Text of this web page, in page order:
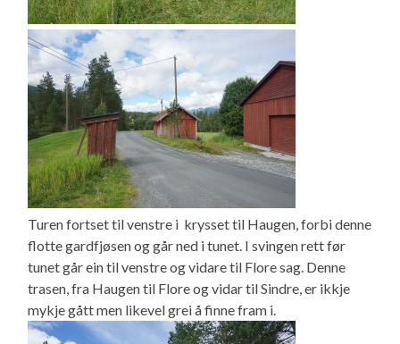
Turen fortset til venstre i krysset til Haugen, forbi denne
flotte gardfjøsen og går ned i tunet. I svingen rett før
tunet går ein til venstre og vidare til Flore sag. Denne
trasen, fra Haugen til Flore og vidar til Sindre, er ikkje
mykje gått men likevel grei å finne fram i.